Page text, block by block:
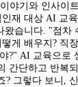
야기와 인사이
재 대상 AI 교
왔습니다. "점차
게 배우지? 직
?" AI 교육으로
간단하고 반복
? 그렇다 보니,